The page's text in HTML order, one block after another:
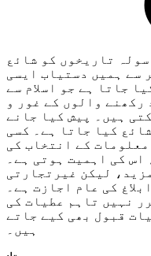
تاریخوں کو شائع
سے ہمیں دستیاب ایسی
جاتا ہے جو اسلام سے
رکھنے والوں کے غور و
ہیں۔ پیش کیا جانے
کیا جاتا ہے۔ کسی
کے انتخاب کی
کی اہمیت ہوتی ہے۔
لیکن غیرتجارتی
ابلاغ کی عام اجازت ہے۔
نہیں تاہم عطیات کی
قبول بھی کیے جاتے
ہیں۔